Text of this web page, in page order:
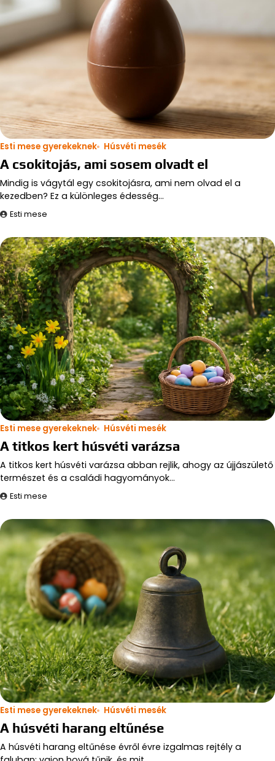
Esti mese gyerekeknek Húsvéti mesék
A csokitojás, ami sosem olvadt el
Mindig is vágytál egy csokitojásra, ami nem olvad el a
kezedben? Ez a különleges édesség…
Esti mese
Esti mese gyerekeknek Húsvéti mesék
A titkos kert húsvéti varázsa
A titkos kert húsvéti varázsa abban rejlik, ahogy az újjászülető
természet és a családi hagyományok…
Esti mese
Esti mese gyerekeknek Húsvéti mesék
A húsvéti harang eltűnése
A húsvéti harang eltűnése évről évre izgalmas rejtély a